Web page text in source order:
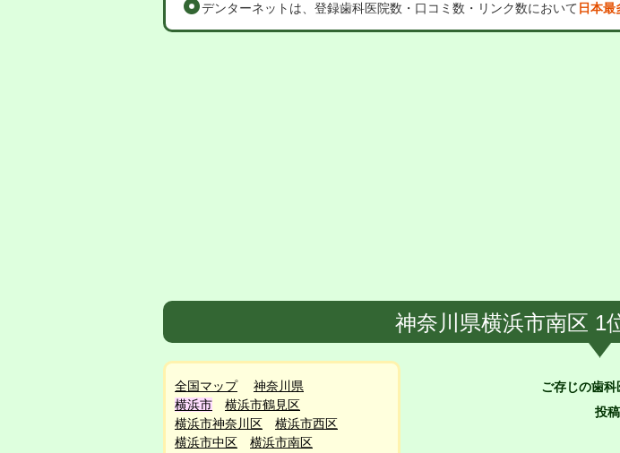
デンターネットは、登録歯科医院数・口コミ数・リンク数において 日本
神奈川県横浜市南区 1
全国マップ
神奈川県
横浜市
横浜市鶴見区
横浜市神奈川区
横浜市西区
横浜市中区
横浜市南区
ご存じの歯科
投